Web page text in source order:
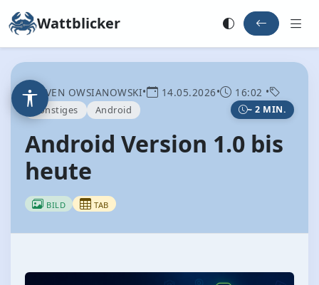
Wattblicker
SVEN OWSIANOWSKI• 14.05.2026• 16:02 •
Sonstiges Android ~ 2 MIN.
Android Version 1.0 bis
heute
BILD TAB